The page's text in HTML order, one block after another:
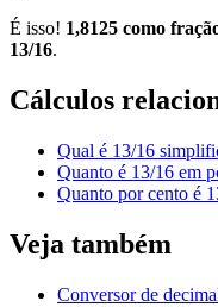
É isso! 1,8125 como
13/16.
Cálculos
Qual é 13/16
Quanto é 13/16 em
Quanto por cento é
Veja também
Conversor de